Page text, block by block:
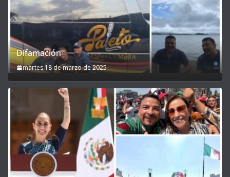
Difamación
martes 18 de marzo de 2025